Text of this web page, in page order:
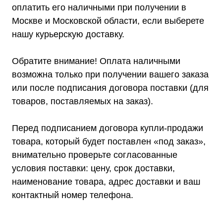
оплатить его наличными при получении в
Москве и Московской области, если выберете
нашу курьерскую доставку.
Обратите внимание! Оплата наличными
возможна только при получении вашего заказа
или после подписания договора поставки (для
товаров, поставляемых на заказ).
Перед подписанием договора купли-продажи
товара, который будет поставлен «под заказ»,
внимательно проверьте согласованные
условия поставки: цену, срок доставки,
наименование товара, адрес доставки и ваш
контактный номер телефона.